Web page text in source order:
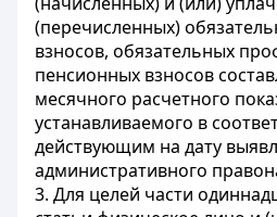
(перечисленных)
взносов, обязательных
пенсионных взносов
месячного расчетного
устанавливаемого в
действующим на дату
административного
3. Для целей части